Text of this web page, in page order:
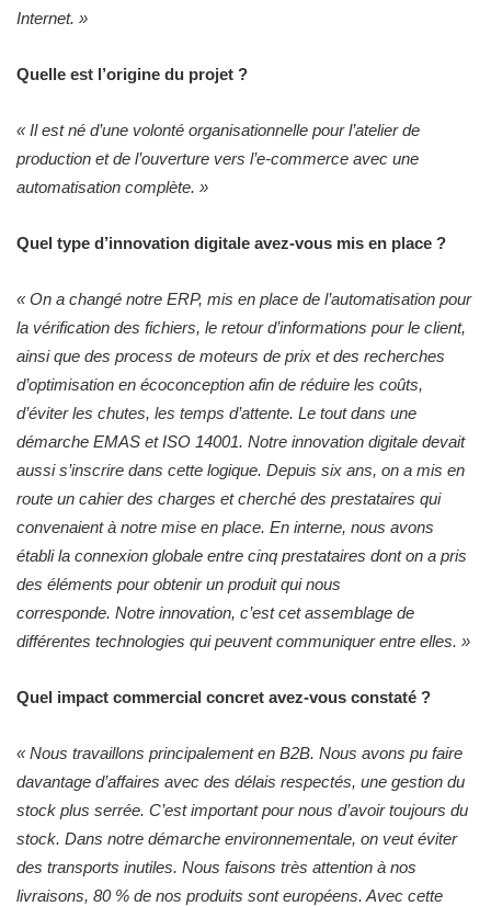
Internet. »
Quelle est l’origine du projet ?
« Il est né d’une volonté organisationnelle pour l’atelier de
production et de l’ouverture vers l’e-commerce avec une
automatisation complète. »
Quel type d’innovation digitale avez-vous mis en place ?
« On a changé notre ERP, mis en place de l’automatisation pour
la vérification des fichiers, le retour d’informations pour le client,
ainsi que des process de moteurs de prix et des recherches
d’optimisation en écoconception afin de réduire les coûts,
d’éviter les chutes, les temps d’attente. Le tout dans une
démarche EMAS et ISO 14001. Notre innovation digitale devait
aussi s’inscrire dans cette logique. Depuis six ans, on a mis en
route un cahier des charges et cherché des prestataires qui
convenaient à notre mise en place. En interne, nous avons
établi la connexion globale entre cinq prestataires dont on a pris
des éléments pour obtenir un produit qui nous
corresponde. Notre innovation, c’est cet assemblage de
différentes technologies qui peuvent communiquer entre elles. »
Quel impact commercial concret avez-vous constaté ?
« Nous travaillons principalement en B2B. Nous avons pu faire
davantage d’affaires avec des délais respectés, une gestion du
stock plus serrée. C’est important pour nous d’avoir toujours du
stock. Dans notre démarche environnementale, on veut éviter
des transports inutiles. Nous faisons très attention à nos
livraisons, 80 % de nos produits sont européens. Avec cette